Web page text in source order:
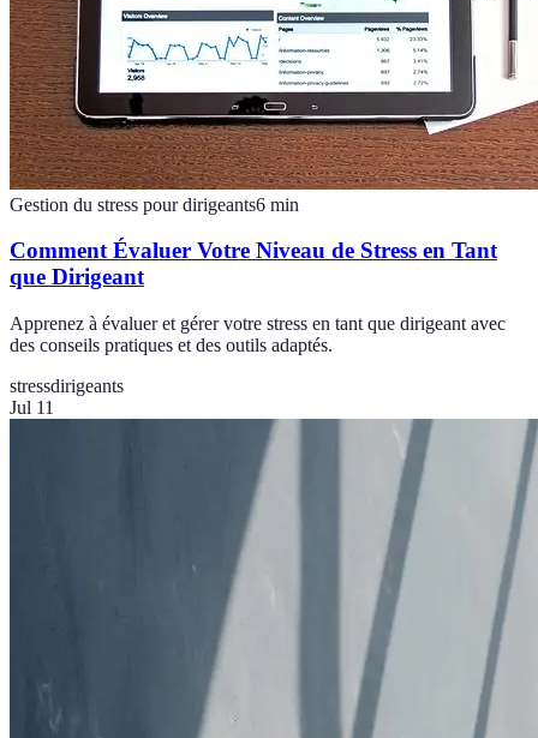
Gestion du stress pour dirigeants6 min
Comment Évaluer Votre Niveau de Stress en Tant
que Dirigeant
Apprenez à évaluer et gérer votre stress en tant que dirigeant avec
des conseils pratiques et des outils adaptés.
stressdirigeants
Jul 11